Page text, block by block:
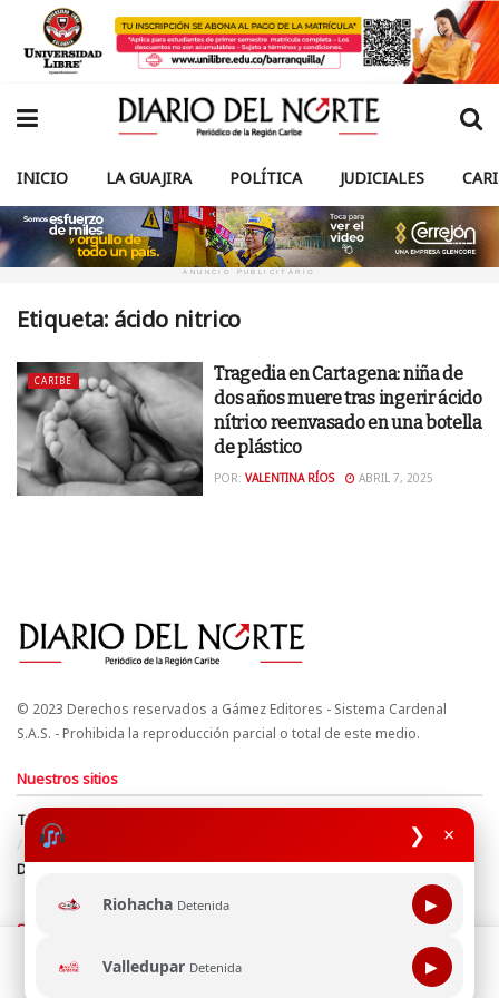
❯ ×
Riohacha Detenida ▶
Valledupar Detenida ▶
INICIO LA GUAJIRA POLÍTICA JUDICIALES
ANUNCIO PUBLICITARIO
Etiqueta: ácido nitrico
CARIBE
Tragedia en Cartagena: niña de
dos años muere tras ingerir ácido
nítrico reenvasado en una botella
de plástico
POR: VALENTINA RÍOS ABRIL 7, 2025
© 2023 Derechos reservados a Gámez Editores - Sistema Cardenal
S.A.S. - Prohibida la reproducción parcial o total de este medio.
Nuestros sitios
Términos y Condiciones
Derechos de Autor y Propiedad Intelectual
Política de uso de cookies
Política de Tratamiento de Datos
Directrices Editoriales
Síguenos
Esta página web usa cookie para mejorar tu experiencia de
navegación, al continuar aceptas nuestra política de uso de